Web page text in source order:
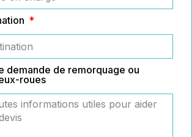
demande de remorquage ou
roues